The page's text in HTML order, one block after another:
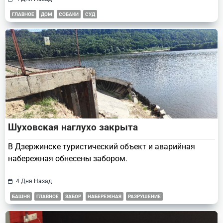
ГЛАВНОЕ ДОМ СОБАКИ СУД
Шуховская наглухо закрыта
В Дзержинске туристический объект и аварийная
набережная обнесены забором.
4 Дня Назад
БАШНЯ ГЛАВНОЕ ЗАБОР НАБЕРЕЖНАЯ РАЗРУШЕНИЕ